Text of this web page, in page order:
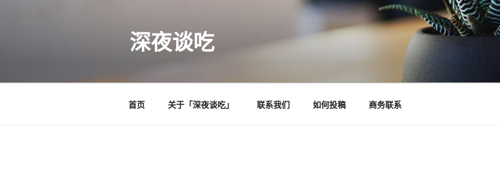
深夜谈吃
首页 关于「深夜谈吃」 联系我们 如何投稿 商务联系